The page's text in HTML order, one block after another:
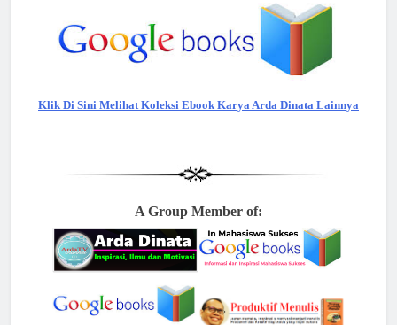
Klik Di Sini Melihat Koleksi Ebook Karya Arda Dinata Lainnya
A Group Member of: